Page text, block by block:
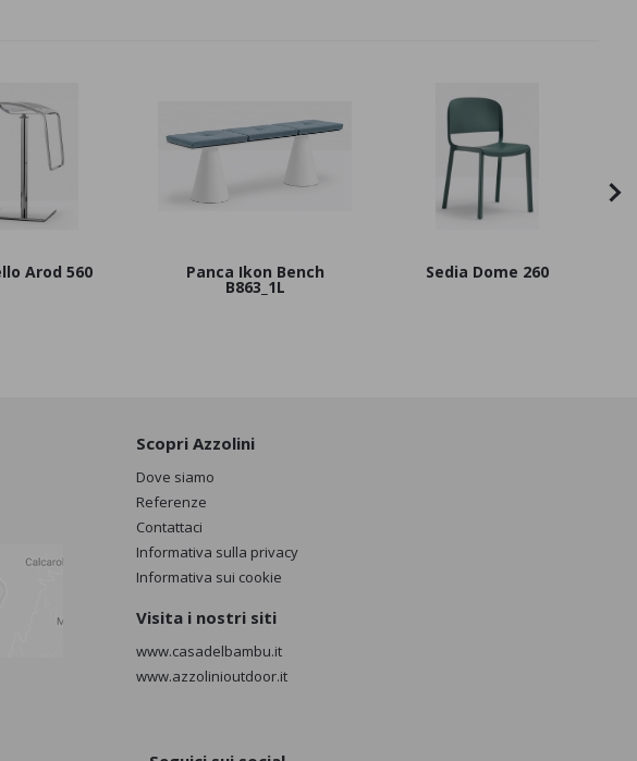
Arod 560 Panca Ikon Bench
B863_1L
Sedia Dome 260
Scopri Azzolini
Dove siamo
Referenze
Contattaci
Informativa sulla privacy
Informativa sui cookie
Visita i nostri siti
www.casadelbambu.it
www.azzolinioutdoor.it